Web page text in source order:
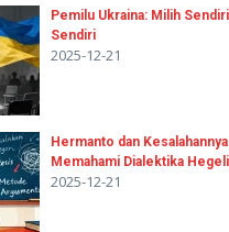
Pemilu Ukraina: Milih
Sendiri
2025-12-21
Hermanto dan
Memahami Dialektika
2025-12-21